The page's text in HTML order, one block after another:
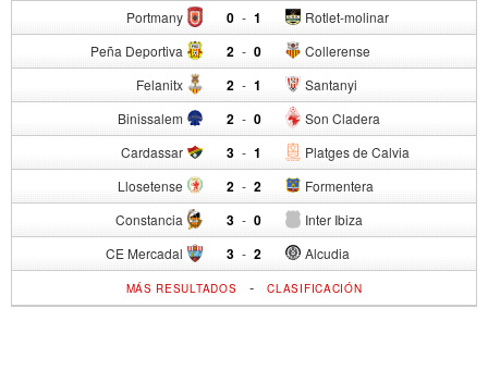
Portmany 0 - Rotlet-molinar
1
Peña Deportiva 2 - Collerense
0
Felanitx 2 - Santanyi
1
Binissalem 2 - Son Cladera
0
Cardassar 3 - Platges de Calvia
1
Llosetense 2 - Formentera
2
Constancia 3 - Inter Ibiza
0
CE Mercadal 3 - Alcudia
2
MÁS RESULTADOS -CLASIFICACIÓN